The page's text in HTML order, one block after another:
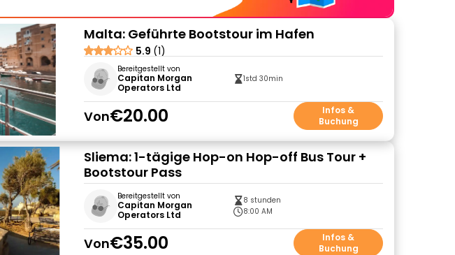
Malta: Geführte Bootstour im Hafen
5.9 (1)
Bereitgestellt von
Capitan Morgan
Operators Ltd
1std 30min
Von€20.00
Infos &
Buchung
Sliema: 1-tägige Hop-on Hop-off Bus Tour +
Bootstour Pass
Bereitgestellt von
Capitan Morgan
Operators Ltd
8 stunden
8:00 AM
Von€35.00
Infos &
Buchung